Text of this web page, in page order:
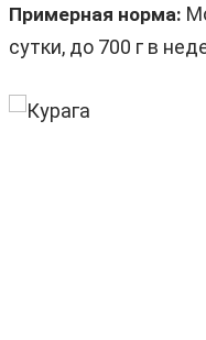
Примерная норма:
сутки, до 700 г в